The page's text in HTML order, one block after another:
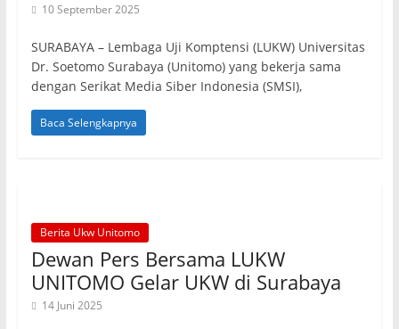
10 September 2025
SURABAYA – Lembaga Uji Komptensi (LUKW) Universitas
Dr. Soetomo Surabaya (Unitomo) yang bekerja sama
dengan Serikat Media Siber Indonesia (SMSI),
Baca Selengkapnya
Berita Ukw Unitomo
Dewan Pers Bersama LUKW
UNITOMO Gelar UKW di Surabaya
14 Juni 2025